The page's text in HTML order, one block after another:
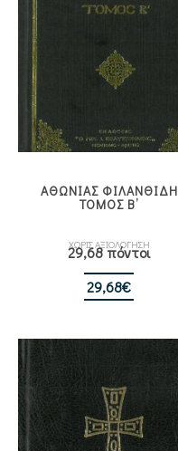
ΑΘΩΝΙΑΣ ΦΙΛΑΝΘΙΔΗ
ΤΟΜΟΣ Β’
ΧΩΡΙΣ ΑΞΙΟΛΟΓΗΣΗ
29,68 πόντοι
29,68€